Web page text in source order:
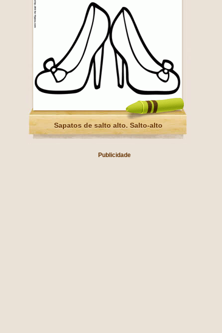
Sapatos de salto alto. Salto-alto
Publicidade